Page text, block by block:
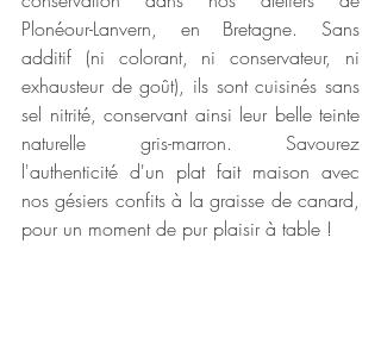
Plonéour-Lanvern, en Bretagne. Sans
additif (ni colorant, ni conservateur, ni
exhausteur de goût), ils sont cuisinés sans
sel nitrité, conservant ainsi leur belle teinte
naturelle gris-marron. Savourez
l'authenticité d'un plat fait maison avec
nos gésiers confits à la graisse de canard,
pour un moment de pur plaisir à table !